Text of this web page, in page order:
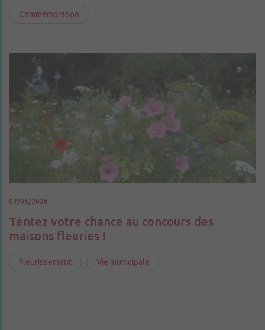
Commémoration
07/05/2026
Tentez votre chance au concours des
maisons fleuries !
Fleurissement Vie municipale